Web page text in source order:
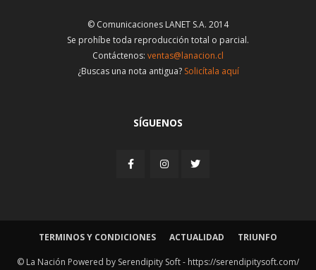
© Comunicaciones LANET S.A. 2014
Se prohíbe toda reproducción total o parcial.
Contáctenos: ventas@lanacion.cl
¿Buscas una nota antigua? Solicítala aquí
SÍGUENOS
TERMINOS Y CONDICIONES ACTUALIDAD TRIUNFO
© La Nación Powered by Serendipity Soft - https://serendipitysoft.com/